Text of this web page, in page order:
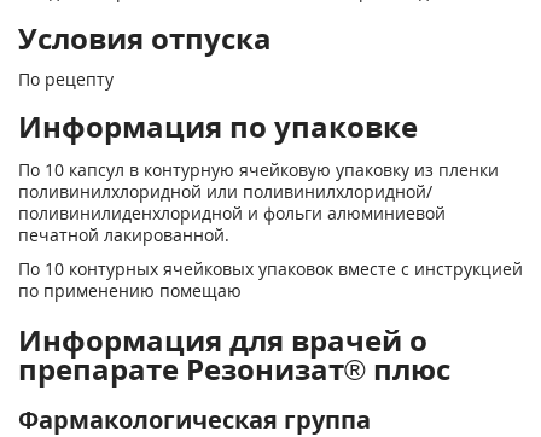
Условия отпуска
По рецепту
Информация по упаковке
По 10 капсул в контурную ячейковую упаковку из пленки
поливинилхлоридной или поливинилхлоридной/
поливинилиденхлоридной и фольги алюминиевой
печатной лакированной.
По 10 контурных ячейковых упаковок вместе с инструкцией
по применению помещаю
Информация для врачей о
препарате Резонизат® плюс
Фармакологическая группа